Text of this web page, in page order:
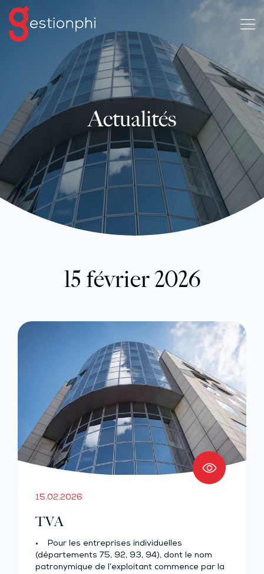
Actualités
15 février 2026
15.02.2026
TVA
• Pour les entreprises individuelles
(départements 75, 92, 93, 94), dont le nom
patronymique de l’exploitant commence par la